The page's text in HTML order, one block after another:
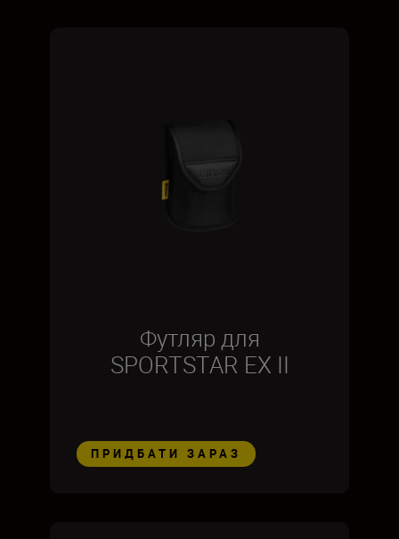
Футляр для
SPORTSTAR EX II
ПРИДБАТИ ЗАРАЗ